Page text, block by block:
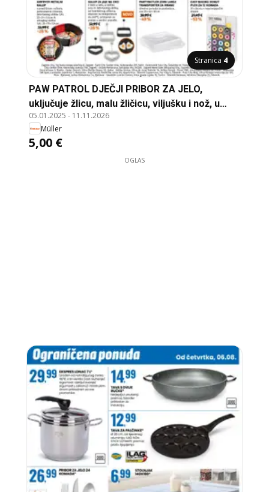
Stranica 4
PAW PATROL DJEČJI PRIBOR ZA JELO,
uključuje žlicu, malu žličicu, viljušku i nož, u
različitim motivima
05.01.2025 - 11.11.2026
Müller
5,00 €
OGLAS